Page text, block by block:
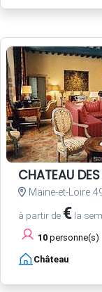
CHATEAU
Maine-et-Loire
à partir de € la
10 personne(s)
Château